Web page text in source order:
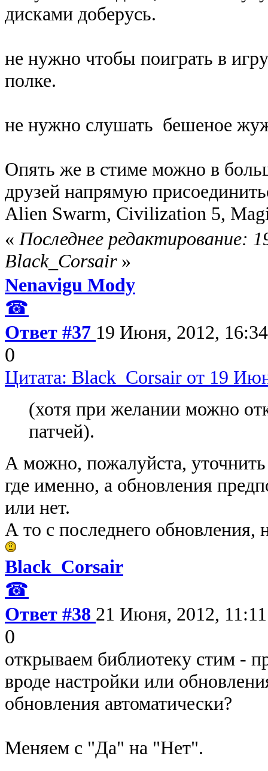
дисками доберусь.
не нужно чтобы поиграть в
полке.
не нужно слушать бешеное
Опять же в стиме можно в
друзей напрямую
Alien Swarm, Civilization 5,
« Последнее редактирование:
Black_Corsair»
Nenavigu Mody
☎
Ответ #37 19 Июня, 2012, 16:34
0
Цитата: Black_Corsair от 19
(хотя при желании можно
патчей).
А можно, пожалуйста,
где именно, а обновления
или нет.
А то с последнего обновления,
Black_Corsair
☎
Ответ #38 21 Июня, 2012, 11:11
0
открываем библиотеку стим -
вроде настройки или
обновления автоматически?
Меняем с "Да" на "Нет".